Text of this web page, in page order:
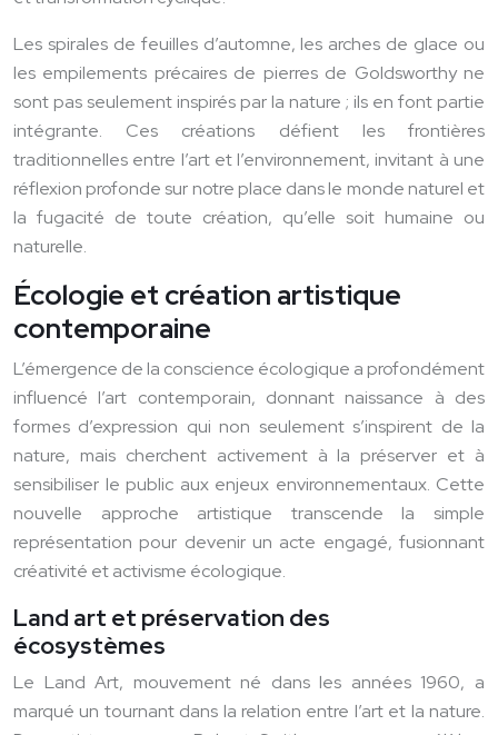
Les spirales de feuilles d’automne, les arches de glace ou
les empilements précaires de pierres de Goldsworthy ne
sont pas seulement inspirés par la nature ; ils en font partie
intégrante. Ces créations défient les frontières
traditionnelles entre l’art et l’environnement, invitant à une
réflexion profonde sur notre place dans le monde naturel et
la fugacité de toute création, qu’elle soit humaine ou
naturelle.
Écologie et création artistique
contemporaine
L’émergence de la conscience écologique a profondément
influencé l’art contemporain, donnant naissance à des
formes d’expression qui non seulement s’inspirent de la
nature, mais cherchent activement à la préserver et à
sensibiliser le public aux enjeux environnementaux. Cette
nouvelle approche artistique transcende la simple
représentation pour devenir un acte engagé, fusionnant
créativité et activisme écologique.
Land art et préservation des
écosystèmes
Le Land Art, mouvement né dans les années 1960, a
marqué un tournant dans la relation entre l’art et la nature.